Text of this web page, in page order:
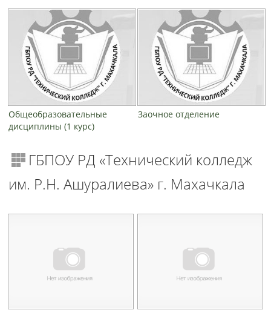
Общеобразовательные
дисциплины (1 курс)
Заочное отделение
ГБПОУ РД «Технический колледж
им. Р.Н. Ашуралиева» г. Махачкала